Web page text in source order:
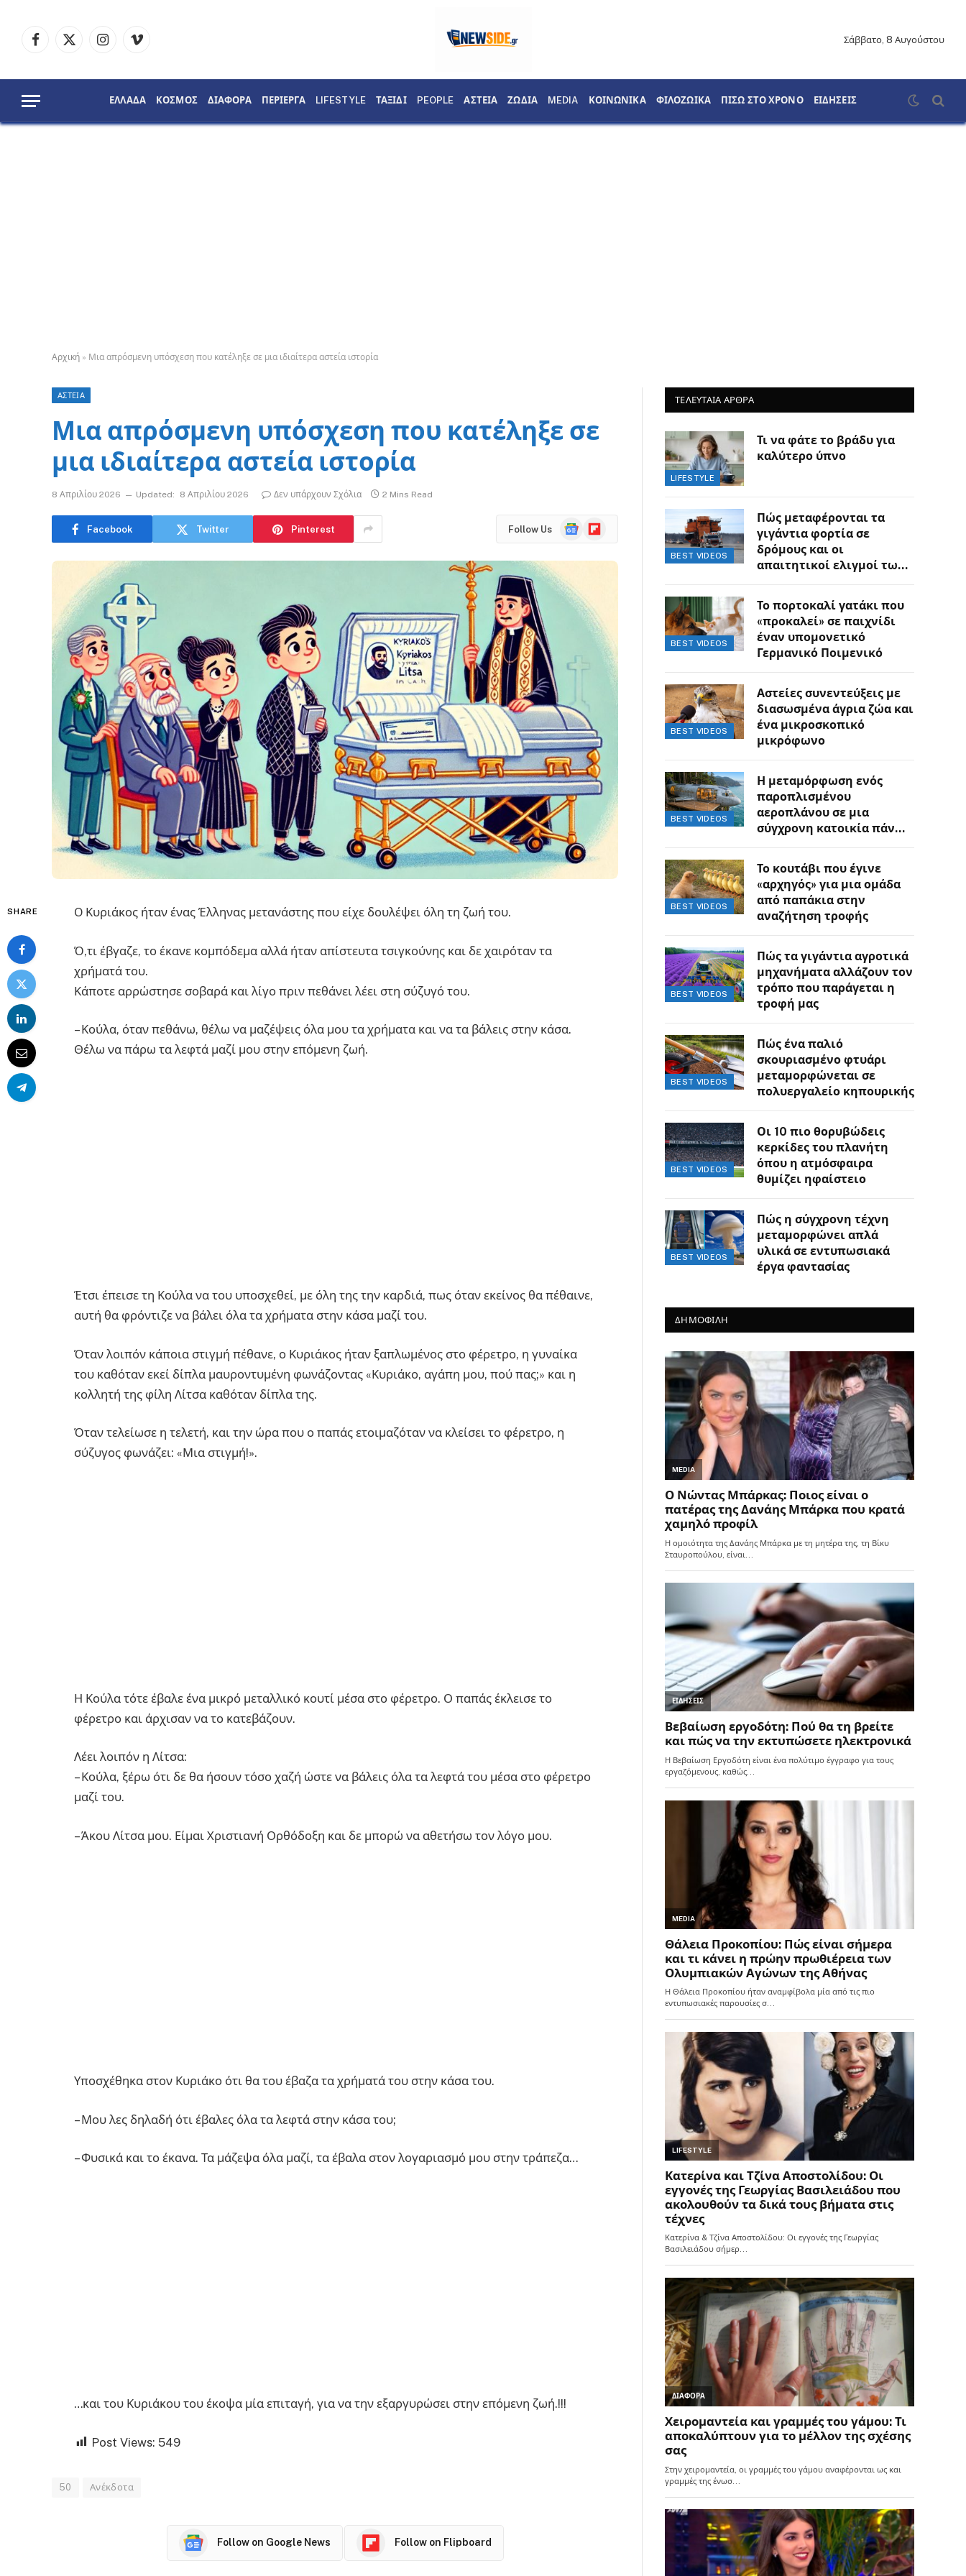
Facebook
X
InstagramVimeo
Σάββατο, 8 Αυγούστου
ΕΛΛΑΔΑ ΚΟΣΜΟΣ ΔΙΑΦΟΡΑ ΠΕΡΙΕΡΓΑ LIFESTYLE ΤΑΞΙΔΙ PEOPLE ΑΣΤΕΙΑ ΖΩΔΙΑ MEDIA ΚΟΙΝΩΝΙΚΑ ΦΙΛΟΖΩΙΚΑ ΠΙΣΩ ΣΤΟ ΧΡΟΝΟ ΕΙΔΗΣΕΙΣ
Αρχική » Μια απρόσμενη υπόσχεση που κατέληξε σε μια ιδιαίτερα αστεία ιστορία
ΑΣΤΕΙΑ
Μια απρόσμενη υπόσχεση που κατέληξε σε
μια ιδιαίτερα αστεία ιστορία
8 Απριλίου 2026 Updated: 8 Απριλίου 2026 Δεν υπάρχουν Σχόλια 2 Mins Read
Facebook Twitter Pinterest Follow Us
GoogleFlipboard
SHARE O Κυριάκος ήταν ένας Έλληνας μετανάστης που είχε δουλέψει όλη τη ζωή του.
Ό,τι έβγαζε, το έκανε κομπόδεμα αλλά ήταν απίστευτα τσιγκούνης και δε χαιρόταν τα
χρήματά του.
Κάποτε αρρώστησε σοβαρά και λίγο πριν πεθάνει λέει στη σύζυγό του.
– Κούλα, όταν πεθάνω, θέλω να μαζέψεις όλα μου τα χρήματα και να τα βάλεις στην κάσα.
Θέλω να πάρω τα λεφτά μαζί μου στην επόμενη ζωή.
Έτσι έπεισε τη Κούλα να του υποσχεθεί, με όλη της την καρδιά, πως όταν εκείνος θα πέθαινε,
αυτή θα φρόντιζε να βάλει όλα τα χρήματα στην κάσα μαζί του.
Όταν λοιπόν κάποια στιγμή πέθανε, ο Κυριάκος ήταν ξαπλωμένος στο φέρετρο, η γυναίκα
του καθόταν εκεί δίπλα μαυροντυμένη φωνάζοντας «Κυριάκο, αγάπη μου, πού πας;» και η
κολλητή της φίλη Λίτσα καθόταν δίπλα της.
Όταν τελείωσε η τελετή, και την ώρα που ο παπάς ετοιμαζόταν να κλείσει το φέρετρο, η
σύζυγος φωνάζει: «Μια στιγμή!».
Η Κούλα τότε έβαλε ένα μικρό μεταλλικό κουτί μέσα στο φέρετρο. Ο παπάς έκλεισε το
φέρετρο και άρχισαν να το κατεβάζουν.
Λέει λοιπόν η Λίτσα:
– Κούλα, ξέρω ότι δε θα ήσουν τόσο χαζή ώστε να βάλεις όλα τα λεφτά του μέσα στο φέρετρο
μαζί του.
– Άκου Λίτσα μου. Είμαι Χριστιανή Ορθόδοξη και δε μπορώ να αθετήσω τον λόγο μου.
Υποσχέθηκα στον Κυριάκο ότι θα του έβαζα τα χρήματά του στην κάσα του.
– Μου λες δηλαδή ότι έβαλες όλα τα λεφτά στην κάσα του;
– Φυσικά και το έκανα. Τα μάζεψα όλα μαζί, τα έβαλα στον λογαριασμό μου στην τράπεζα…
…και του Κυριάκου του έκοψα μία επιταγή, για να την εξαργυρώσει στην επόμενη ζωή.!!!
Post Views: 549
50 Ανέκδοτα
Follow on Google News Follow on Flipboard
ΤΕΛΕΥΤΑΙΑ ΑΡΘΡΑ
LIFESTYLE
Τι να φάτε το βράδυ για
καλύτερο ύπνο
BEST VIDEOS
Πώς μεταφέρονται τα
γιγάντια φορτία σε
δρόμους και οι
απαιτητικοί ελιγμοί των
BEST VIDEOS
Το πορτοκαλί γατάκι που
«προκαλεί» σε παιχνίδι
έναν υπομονετικό
Γερμανικό Ποιμενικό
BEST VIDEOS
Αστείες συνεντεύξεις με
διασωσμένα άγρια ζώα και
ένα μικροσκοπικό
μικρόφωνο
BEST VIDEOS
Η μεταμόρφωση ενός
παροπλισμένου
αεροπλάνου σε μια
σύγχρονη κατοικία πάνω
BEST VIDEOS
Το κουτάβι που έγινε
«αρχηγός» για μια ομάδα
από παπάκια στην
αναζήτηση τροφής
BEST VIDEOS
Πώς τα γιγάντια αγροτικά
μηχανήματα αλλάζουν τον
τρόπο που παράγεται η
τροφή μας
BEST VIDEOS
Πώς ένα παλιό
σκουριασμένο φτυάρι
μεταμορφώνεται σε
πολυεργαλείο κηπουρικής
BEST VIDEOS
Οι 10 πιο θορυβώδεις
κερκίδες του πλανήτη
όπου η ατμόσφαιρα
θυμίζει ηφαίστειο
BEST VIDEOS
Πώς η σύγχρονη τέχνη
μεταμορφώνει απλά
υλικά σε εντυπωσιακά
έργα φαντασίας
ΔΗΜΟΦΙΛΗ